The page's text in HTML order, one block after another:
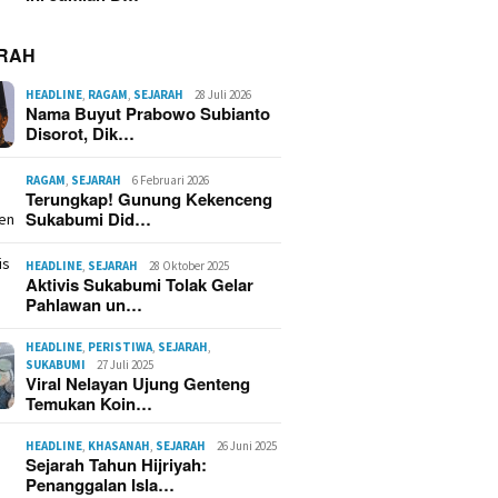
HEADLINE, RAGAM, SEJARAH 28 Juli 2026
Nama Buyut Prabowo Subianto
Disorot, Dik…
RAGAM, SEJARAH 6 Februari 2026
Terungkap! Gunung Kekenceng
Sukabumi Did…
HEADLINE, SEJARAH 28 Oktober 2025
Aktivis Sukabumi Tolak Gelar
Pahlawan un…
HEADLINE, PERISTIWA, SEJARAH,
SUKABUMI
27 Juli 2025
Viral Nelayan Ujung Genteng
Temukan Koin…
HEADLINE, KHASANAH, SEJARAH 26 Juni 2025
Sejarah Tahun Hijriyah:
Penanggalan Isla…